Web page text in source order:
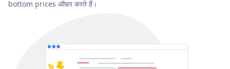
bottom prices ऑफ़र करते हैं।